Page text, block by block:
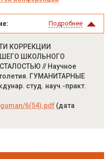
Подробнее
КОРРЕКЦИИ
ШКОЛЬНОГО
// Научное
ГУМАНИТАРНЫЕ
студ. науч.-практ.
6(54).pdf (дата